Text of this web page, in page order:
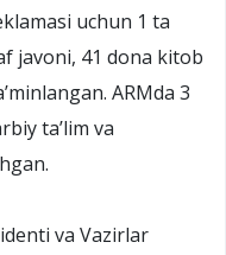
uchun 1 ta
javoni, 41 dona kitob
ARMda 3
ta’lim va
va Vazirlar